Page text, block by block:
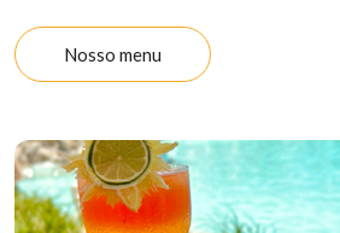
Nosso menu